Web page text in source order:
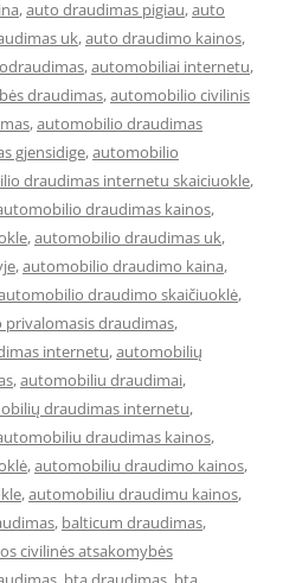
,auto draudimas pigiau,auto
uk,auto draudimo kainos,
,automobiliai internetu,
draudimas,automobilio civilinis
,automobilio draudimas
gjensidige,automobilio
draudimas internetu skaiciuokle,
draudimas kainos,
,automobilio draudimas uk,
,automobilio draudimo kaina,
draudimo skaičiuoklė,
draudimas,
internetu,automobilių
,automobiliu draudimai,
draudimas internetu,
draudimas kainos,
,automobiliu draudimo kainos,
,automobiliu draudimu kainos,
, balticum draudimas,
civilinės atsakomybės